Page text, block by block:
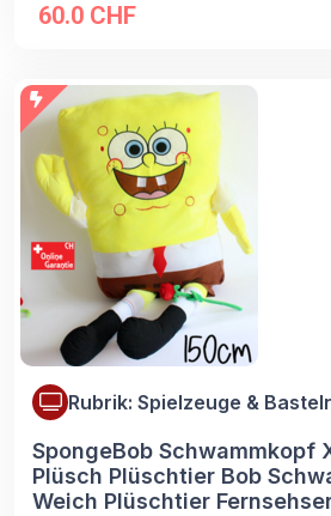
60.0 CHF
Rubrik: Spielzeuge &
SpongeBob Schwammkopf
Plüsch Plüschtier Bob
Weich Plüschtier